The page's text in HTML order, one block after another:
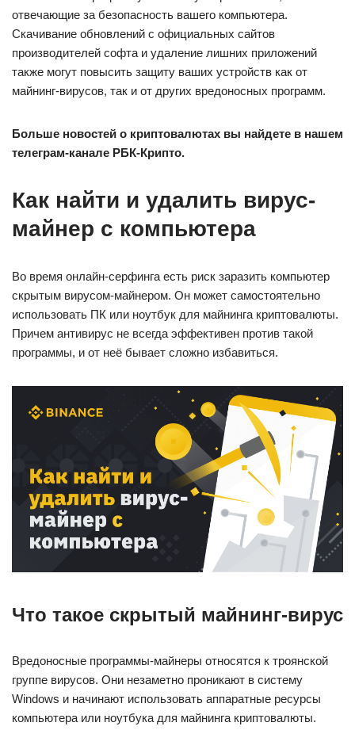
отвечающие за безопасность вашего компьютера.
Скачивание обновлений с официальных сайтов
производителей софта и удаление лишних приложений
также могут повысить защиту ваших устройств как от
майнинг-вирусов, так и от других вредоносных программ.
Больше новостей о криптовалютах вы найдете в нашем
телеграм-канале РБК-Крипто.
Как найти и удалить вирус-
майнер с компьютера
Во время онлайн-серфинга есть риск заразить компьютер
скрытым вирусом-майнером. Он может самостоятельно
использовать ПК или ноутбук для майнинга криптовалюты.
Причем антивирус не всегда эффективен против такой
программы, и от неё бывает сложно избавиться.
Что такое скрытый майнинг-вирус
Вредоносные программы-майнеры относятся к троянской
группе вирусов. Они незаметно проникают в систему
Windows и начинают использовать аппаратные ресурсы
компьютера или ноутбука для майнинга криптовалюты.